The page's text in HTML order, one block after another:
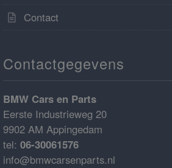
Contact
Contactgegevens
BMW Cars en Parts
Eerste Industrieweg 20
9902 AM Appingedam
tel: 06-30061576
info@bmwcarsenparts.nl